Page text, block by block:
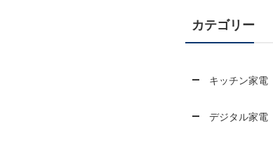
カテゴリー
キッチン家電
デジタル家電